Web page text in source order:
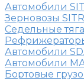
Автомобили
Зерновозы
Седельные
Автомобили
Автомобили
Бортовые